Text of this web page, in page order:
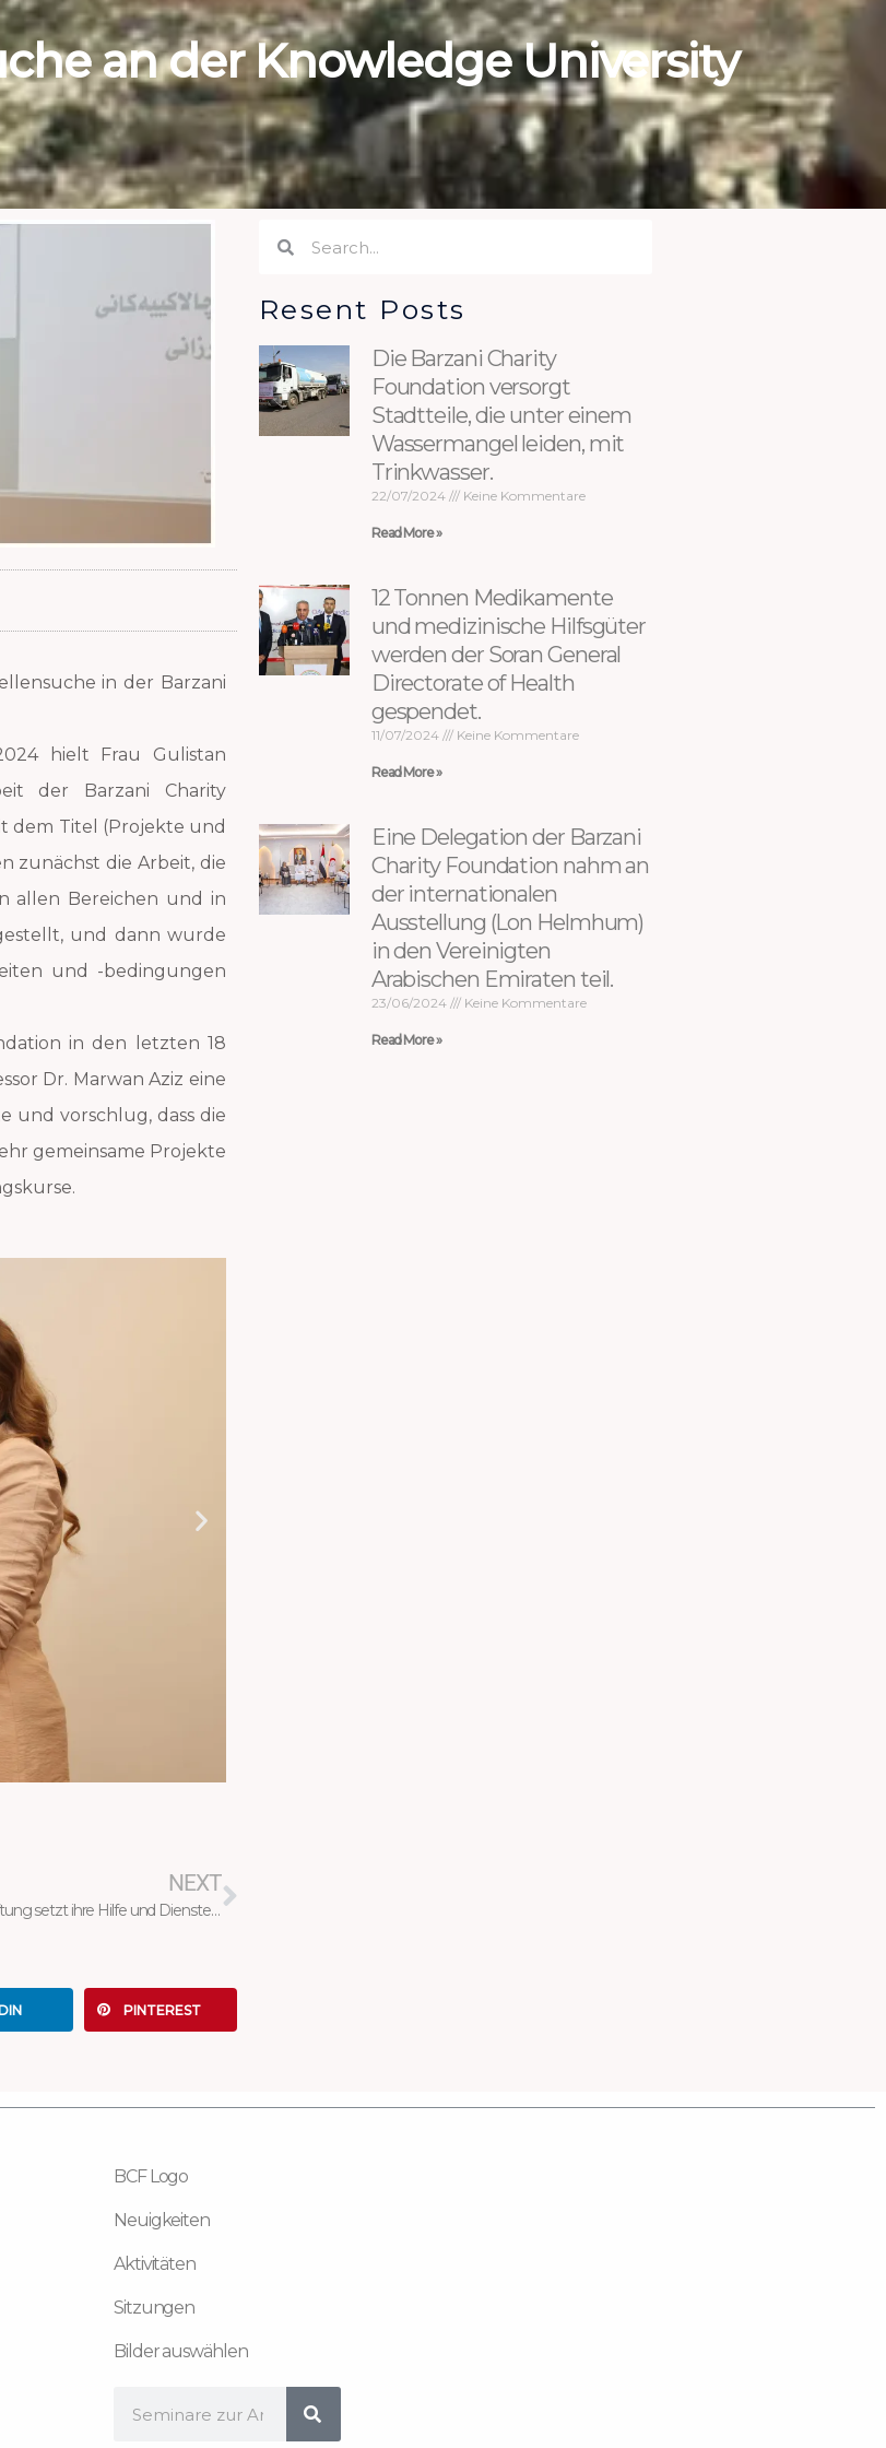
an der Knowledge University
in der Barzani
hielt Frau Gulistan
der Barzani Charity
dem Titel (Projekte und
zunächst die Arbeit, die
allen Bereichen und in
und dann wurde
und -bedingungen
in den letzten 18
Dr. Marwan Aziz eine
und vorschlug, dass die
gemeinsame Projekte
NEXT
Barzani-Wohltätigkeitsstiftung setzt ihre Hilfe und Dienste in Afrin fort
PINTEREST
Resent Posts
Die Barzani Charity
Foundation versorgt
Stadtteile, die unter einem
Wassermangel leiden, mit
Trinkwasser.
22/07/2024 Keine Kommentare
Read More »
12 Tonnen Medikamente
und medizinische Hilfsgüter
werden der Soran General
Directorate of Health
gespendet.
11/07/2024 Keine Kommentare
Read More »
Eine Delegation der Barzani
Charity Foundation nahm an
der internationalen
Ausstellung (Lon Helmhum)
in den Vereinigten
Arabischen Emiraten teil.
23/06/2024 Keine Kommentare
Read More »
BCF Logo
Neuigkeiten
Aktivitäten
Sitzungen
Bilder auswählen